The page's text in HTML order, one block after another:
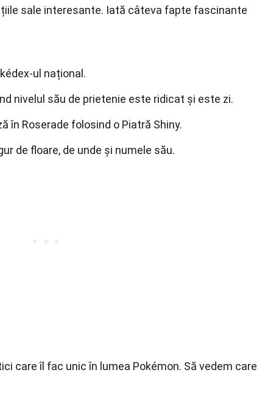
sale interesante. Iată câteva fapte fascinante
ul național.
nivelul său de prietenie este ridicat și este zi.
în Roserade folosind o Piatră Shiny.
de floare, de unde și numele său.
care îl fac unic în lumea Pokémon. Să vedem care